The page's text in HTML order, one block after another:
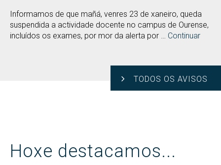
Informamos de que mañá, venres 23 de xaneiro, queda
suspendida a actividade docente no campus de Ourense,
incluídos os exames, por mor da alerta por … Continuar
TODOS OS AVISOS
Hoxe destacamos...